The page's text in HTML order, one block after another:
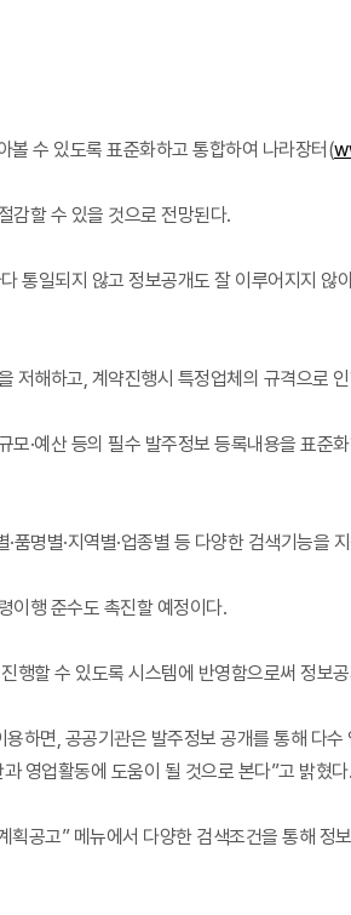
볼 수 있도록 표준화하고 통합하여 나라장터(
감할 수 있을 것으로 전망된다.
통일되지 않고 정보공개도 잘 이루어지지
저해하고, 계약진행시 특정업체의 규격으로
·예산 등의 필수 발주정보 등록내용을 표
명별·지역별·업종별 등 다양한 검색기능을
이행 준수도 촉진할 예정이다.
행할 수 있도록 시스템에 반영함으로써 정보
하면, 공공기관은 발주정보 공개를 통해 다
영업활동에 도움이 될 것으로 본다”고 밝혔다.
공고” 메뉴에서 다양한 검색조건을 통해 정